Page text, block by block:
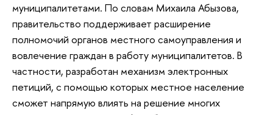
муниципалитетами. По словам Михаила Абызова,
правительство поддерживает расширение
полномочий органов местного самоуправления и
вовлечение граждан в работу муниципалитетов. В
частности, разработан механизм электронных
петиций, с помощью которых местное население
сможет напрямую влиять на решение многих